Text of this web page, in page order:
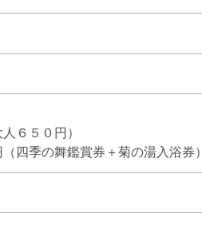
６５０円）
四季の舞鑑賞券＋菊の湯入浴券）